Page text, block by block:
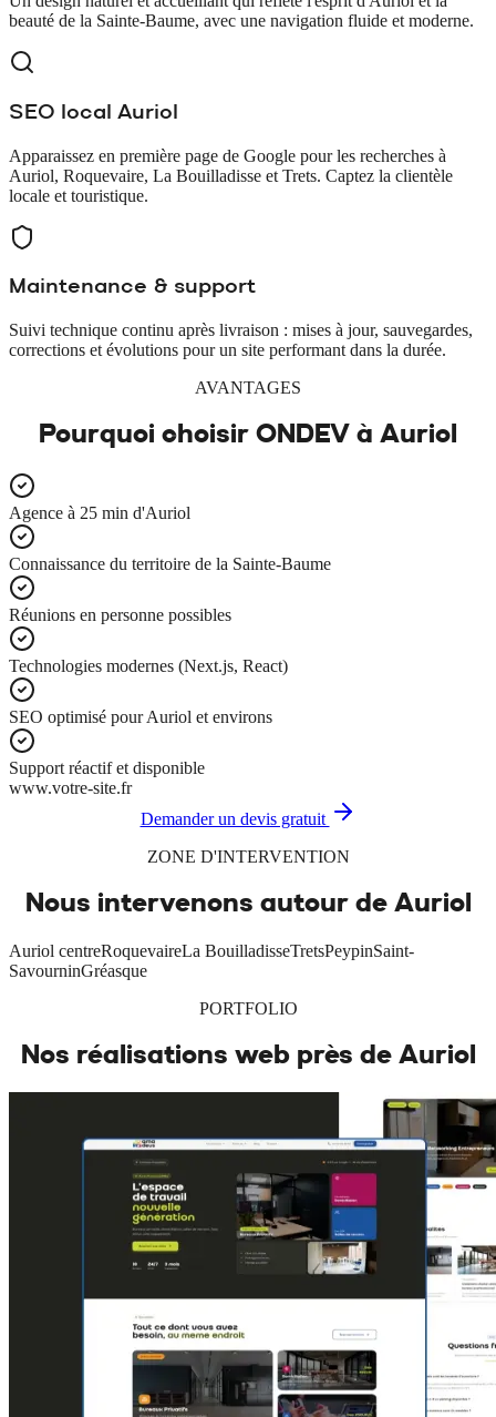
beauté de la Sainte-Baume, avec une navigation fluide et moderne.
SEO local Auriol
Apparaissez en première page de Google pour les recherches à
Auriol, Roquevaire, La Bouilladisse et Trets. Captez la clientèle
locale et touristique.
Maintenance & support
Suivi technique continu après livraison : mises à jour, sauvegardes,
corrections et évolutions pour un site performant dans la durée.
AVANTAGES
Pourquoi choisir ONDEV à Auriol
Agence à 25 min d'Auriol
Connaissance du territoire de la Sainte-Baume
Réunions en personne possibles
Technologies modernes (Next.js, React)
SEO optimisé pour Auriol et environs
Support réactif et disponible
www.votre-site.fr
Demander un devis gratuit
ZONE D'INTERVENTION
Nous intervenons autour de Auriol
Auriol centreRoquevaireLa BouilladisseTretsPeypinSaint-
SavourninGréasque
PORTFOLIO
Nos réalisations web près de Auriol